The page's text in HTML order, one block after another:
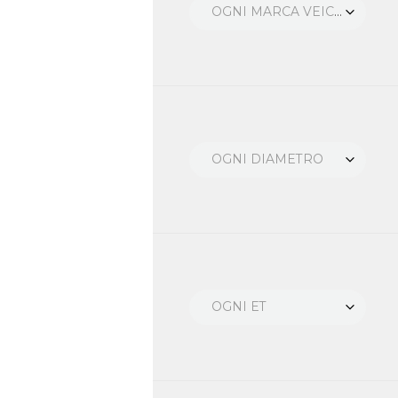
OGNI MARCA VEICOLO
OGNI DIAMETRO
OGNI ET